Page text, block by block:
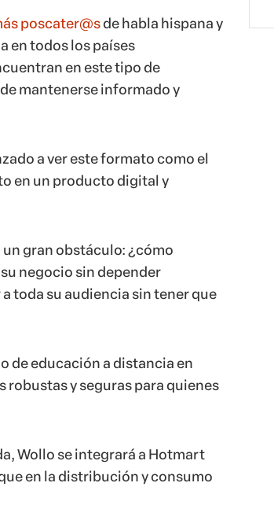
poscater@sde habla hispana y
en todos los países
en este tipo de
mantenerse informado y
a ver este formato como el
en un producto digital y
gran obstáculo: ¿cómo
negocio sin depender
toda su audiencia sin tener que
de educación a distancia en
y seguras para quienes
Wollo se integrará a Hotmart
en la distribución y consumo